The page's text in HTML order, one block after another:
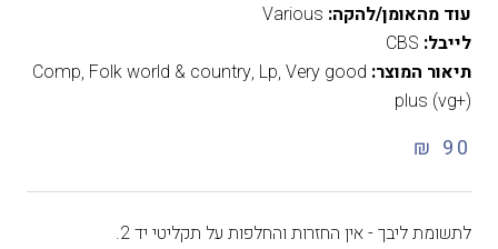
עוד מהאומן/להקה: Various
לייבל: CBS
תיאור המוצר:
Comp, Folk world & country, Lp, Very good
plus (vg+)
90 ₪
לתשומת ליבך - אין החזרות והחלפות על תקליטי יד 2.